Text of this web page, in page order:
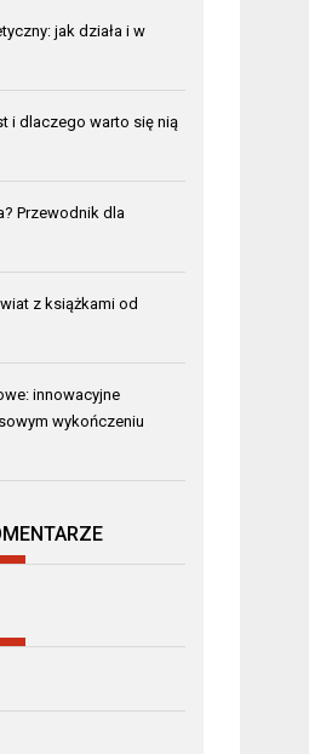
jak działa i w
i dlaczego warto się nią
Przewodnik dla
z książkami od
innowacyjne
wykończeniu